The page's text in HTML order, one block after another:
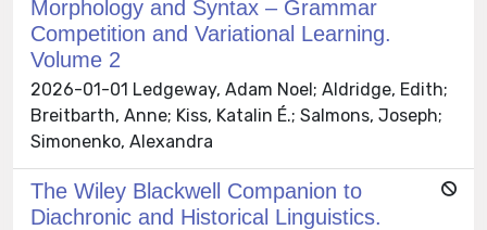
Morphology and Syntax – Grammar
Competition and Variational Learning.
Volume 2
2026-01-01 Ledgeway, Adam Noel; Aldridge, Edith;
Breitbarth, Anne; Kiss, Katalin É.; Salmons, Joseph;
Simonenko, Alexandra
The Wiley Blackwell Companion to
Diachronic and Historical Linguistics.